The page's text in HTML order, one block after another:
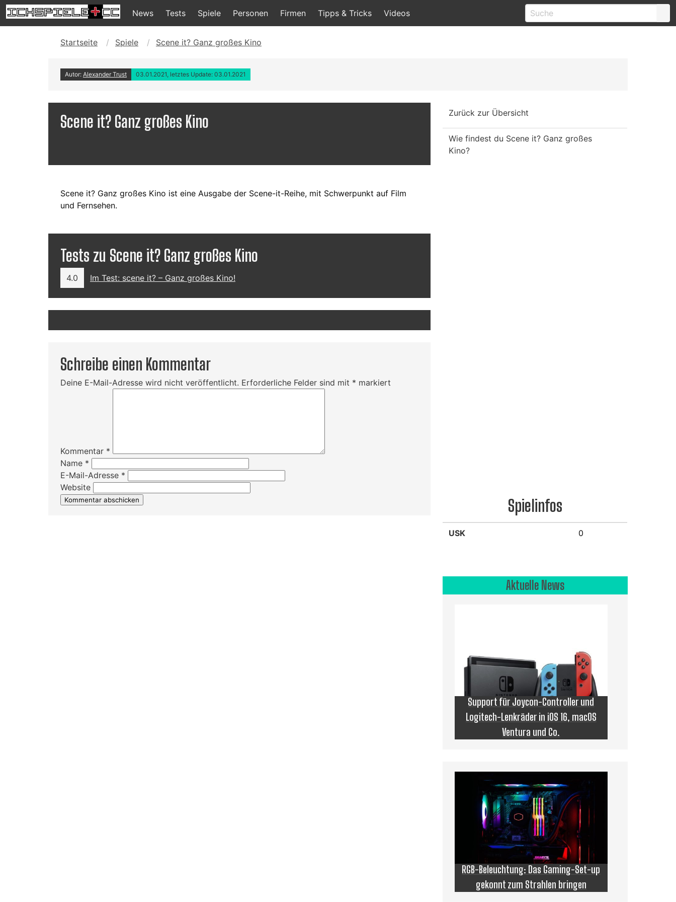
News Tests Spiele Personen Firmen Tipps & Tricks Videos
Startseite Spiele Scene it? Ganz großes Kino
Autor: Alexander Trust 03.01.2021, letztes Update: 03.01.2021
Scene it? Ganz großes Kino
Scene it? Ganz großes Kino ist eine Ausgabe der Scene-it-Reihe, mit Schwerpunkt auf Film
und Fernsehen.
Tests zu Scene it? Ganz großes Kino
4.0 Im Test: scene it? – Ganz großes Kino!
Schreibe einen Kommentar
Deine E-Mail-Adresse wird nicht veröffentlicht. Erforderliche Felder sind mit * markiert
Kommentar *
Name *
E-Mail-Adresse *
Website
Zurück zur Übersicht
Wie findest du Scene it? Ganz großes
Kino?
Spielinfos
USK 0
Aktuelle News
Support für Joycon-Controller und
Logitech-Lenkräder in iOS 16, macOS
Ventura und Co.
RGB-Beleuchtung: Das Gaming-Set-up
gekonnt zum Strahlen bringen